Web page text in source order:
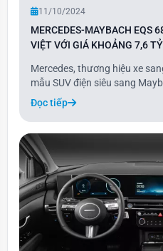
11/10/2024
MERCEDES-MAYBACH EQS
VIỆT VỚI GIÁ KHOẢNG 7,6
Mercedes, thương hiệu xe
mẫu SUV điện siêu sang
riêng "The Avantgarde 2024"
phiên bản cao cấp của dòng
mục xe thuần điện của hãng,
Đọc tiếp